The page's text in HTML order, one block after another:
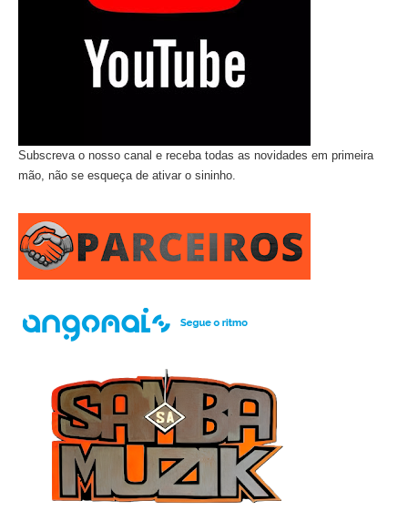
Subscreva o nosso canal e receba todas as novidades em primeira
mão, não se esqueça de ativar o sininho.